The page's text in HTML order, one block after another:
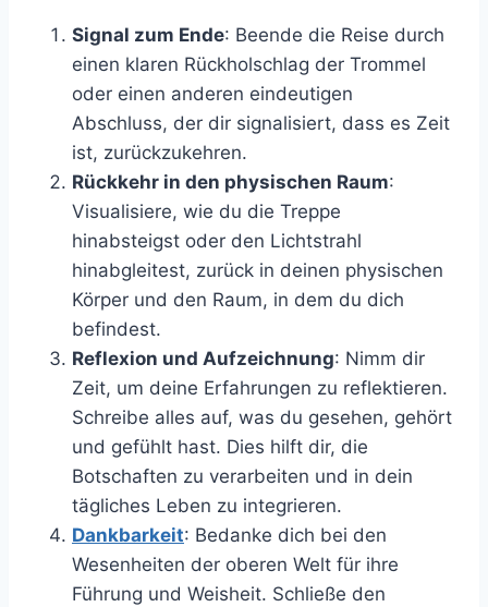
Signal zum Ende: Beende die Reise durch
einen klaren Rückholschlag der Trommel
oder einen anderen eindeutigen
Abschluss, der dir signalisiert, dass es Zeit
ist, zurückzukehren.
Rückkehr in den physischen Raum:
Visualisiere, wie du die Treppe
hinabsteigst oder den Lichtstrahl
hinabgleitest, zurück in deinen physischen
Körper und den Raum, in dem du dich
befindest.
Reflexion und Aufzeichnung: Nimm dir
Zeit, um deine Erfahrungen zu reflektieren.
Schreibe alles auf, was du gesehen, gehört
und gefühlt hast. Dies hilft dir, die
Botschaften zu verarbeiten und in dein
tägliches Leben zu integrieren.
Dankbarkeit: Bedanke dich bei den
Wesenheiten der oberen Welt für ihre
Führung und Weisheit. Schließe den